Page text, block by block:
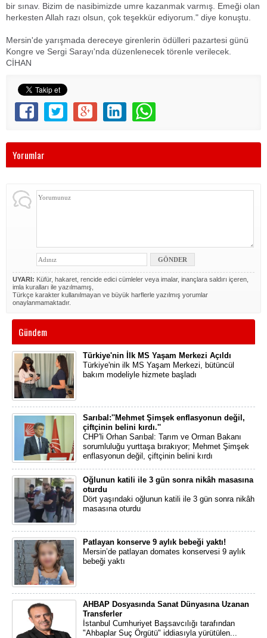
bir sınav. Bizim de nasibimizde umre kazanmak varmış. Emeği olan
herkesten Allah razı olsun, çok teşekkür ediyorum." diye konuştu.
Mersin'de yarışmada dereceye girenlerin ödülleri pazartesi günü
Kongre ve Sergi Sarayı'nda düzenlenecek törenle verilecek.
CİHAN
Yorumlar
UYARI: Küfür, hakaret, rencide edici cümleler veya imalar, inançlara saldırı içeren,
imla kuralları ile yazılmamış,
Türkçe karakter kullanılmayan ve büyük harflerle yazılmış yorumlar
onaylanmamaktadır.
Gündem
Türkiye'nin İlk MS Yaşam Merkezi Açıldı
Türkiye'nin ilk MS Yaşam Merkezi, bütüncül
bakım modeliyle hizmete başladı
Sarıbal:''Mehmet Şimşek enflasyonun değil,
çiftçinin belini kırdı.''
CHP'li Orhan Sarıbal: Tarım ve Orman Bakanı
sorumluluğu yurttaşa bırakıyor; Mehmet Şimşek
enflasyonun değil, çiftçinin belini kırdı
Oğlunun katili ile 3 gün sonra nikâh masasına
oturdu
Dört yaşındaki oğlunun katili ile 3 gün sonra nikâh
masasına oturdu
Patlayan konserve 9 aylık bebeği yaktı!
Mersin’de patlayan domates konservesi 9 aylık
bebeği yaktı
AHBAP Dosyasında Sanat Dünyasına Uzanan
Transferler
İstanbul Cumhuriyet Başsavcılığı tarafından
"Ahbaplar Suç Örgütü" iddiasıyla yürütülen...